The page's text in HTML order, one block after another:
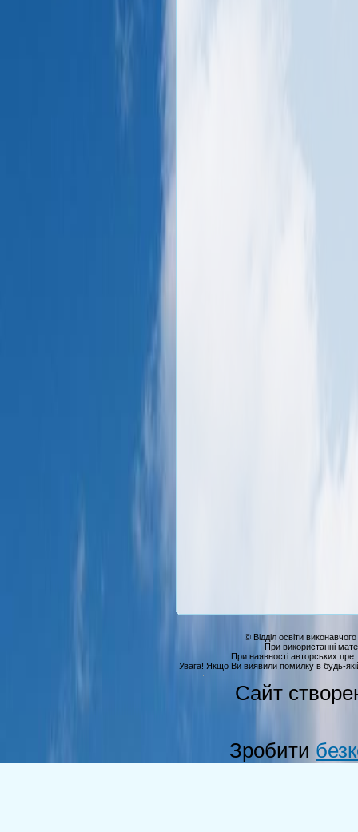
© Відділ освіти
При використанні
При наявності авторських
Увага! Якщо Ви виявили помилку в будь-якій
Сайт
Зробити